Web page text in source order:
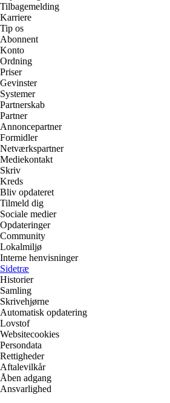
Tilbagemelding
Karriere
Tip os
Abonnent
Konto
Ordning
Priser
Gevinster
Systemer
Partnerskab
Partner
Annoncepartner
Formidler
Netværkspartner
Mediekontakt
Skriv
Kreds
Bliv opdateret
Tilmeld dig
Sociale medier
Opdateringer
Community
Lokalmiljø
Interne henvisninger
Sidetræ
Historier
Samling
Skrivehjørne
Automatisk opdatering
Lovstof
Websitecookies
Persondata
Rettigheder
Aftalevilkår
Åben adgang
Ansvarlighed